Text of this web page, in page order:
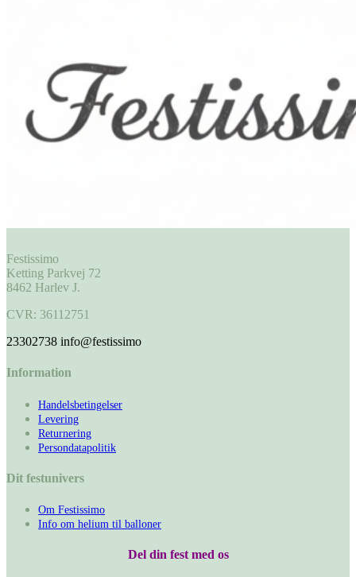
Festissimo
Ketting Parkvej 72
8462 Harlev J.
CVR: 36112751
23302738 info@festissimo
Information
Handelsbetingelser
Levering
Returnering
Persondatapolitik
Dit festunivers
Om Festissimo
Info om helium til balloner
Del din fest med os